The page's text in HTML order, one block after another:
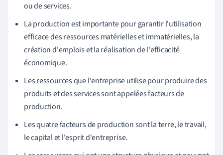
ou de services.
La production est importante pour garantir l'utilisation
efficace des ressources matérielles et immatérielles, la
création d'emplois et la réalisation de l'efficacité
économique.
Les ressources que l'entreprise utilise pour produire des
produits et des services sont appelées facteurs de
production.
Les quatre facteurs de production sont la terre, le travail,
le capital et l'esprit d'entreprise.